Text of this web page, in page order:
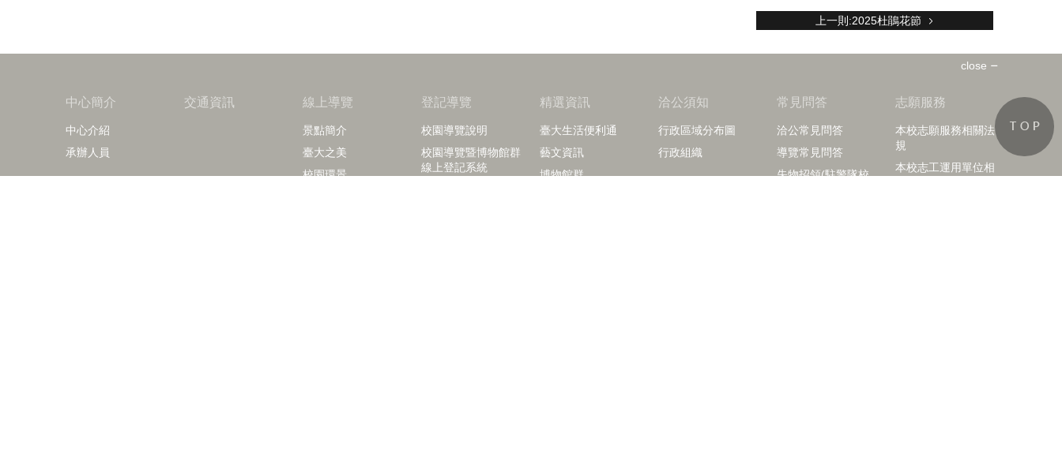
上一則:2025杜鵑花節
close
中心簡介
中心介紹
承辦人員
交通資訊 線上導覽
景點簡介
臺大之美
校園環景
登記導覽
校園導覽說明
校園導覽暨博物館群
線上登記系統
精選資訊
臺大生活便利通
藝文資訊
博物館群
洽公須知
行政區域分布圖
行政組織
常見問答
洽公常見問答
導覽常見問答
失物招領(駐警隊校
志願服務
本校志願服務相關法
規
本校志工運用單位相